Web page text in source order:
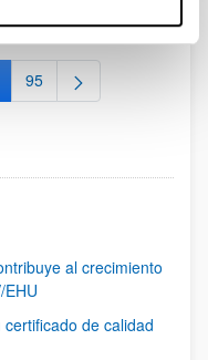
intermedias Use TAB
Página
95
al crecimiento
de calidad